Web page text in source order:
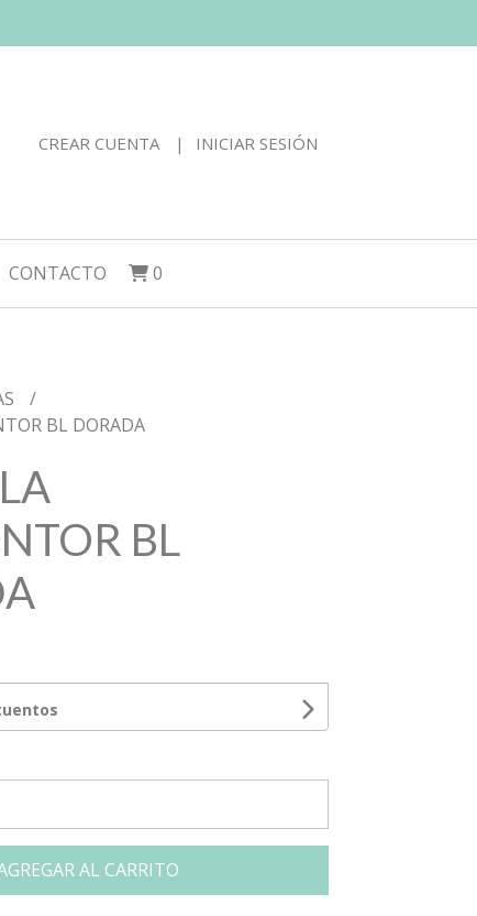
CREAR CUENTA INICIAR SESIÓN
CONTACTO 0
BL DORADA
BL
AL CARRITO